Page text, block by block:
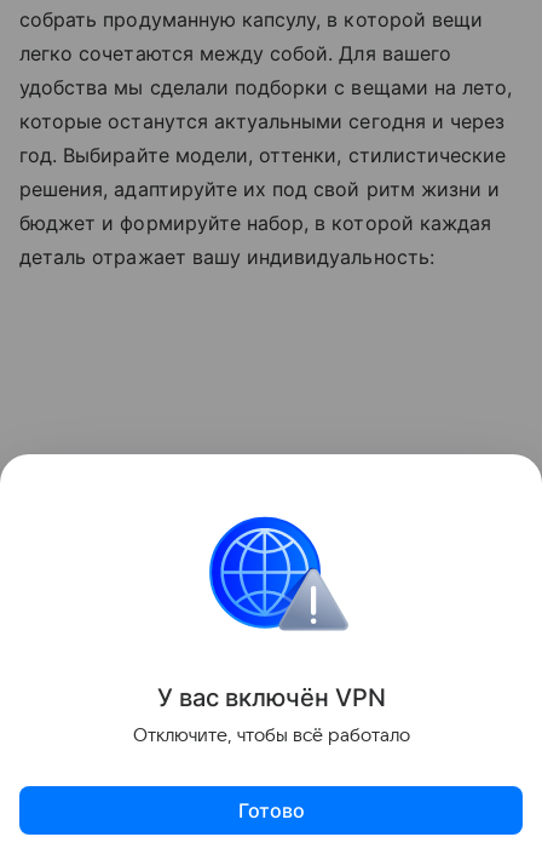
собрать продуманную капсулу, в которой вещи
легко сочетаются между собой. Для вашего
удобства мы сделали подборки с вещами на лето,
которые останутся актуальными сегодня и через
год. Выбирайте модели, оттенки, стилистические
решения, адаптируйте их под свой ритм жизни и
бюджет и формируйте набор, в которой каждая
деталь отражает вашу индивидуальность:
У вас включён VPN
Отключите, чтобы всё работало
Готово